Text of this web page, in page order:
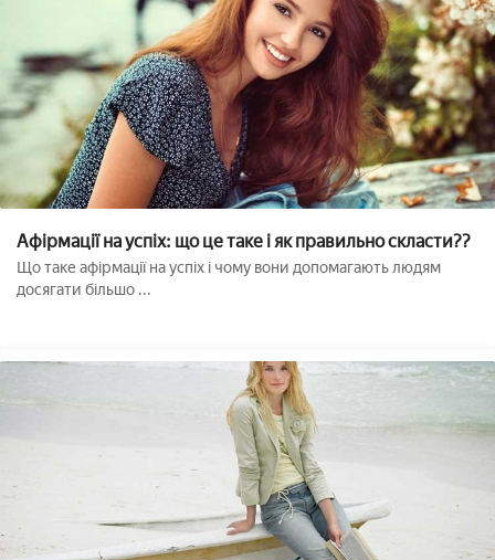
Афірмації на успіх: що це таке і як правильно скласти??
Що таке афірмації на успіх і чому вони допомагають людям
досягати більшо ...